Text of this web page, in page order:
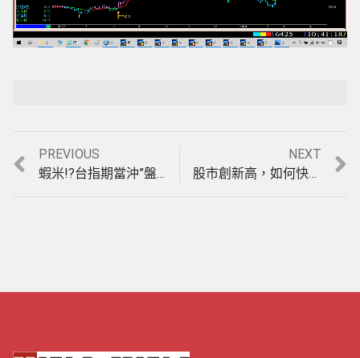
Loaded:
100.00%
Playback Rate
Unmute
文
PREVIOUS
Previous
post:
蝦米!?台指期當沖”盤整盤”3天可以大賺580點(收盤價計算)?你的軟體還是賠?4月9至13日期貨教學。(1100413)
NEXT
post:
股市創新高，如何快速知道資金輪動到哪一個族群?跟著主力底部進場賺錢，股票教學。(1100419)